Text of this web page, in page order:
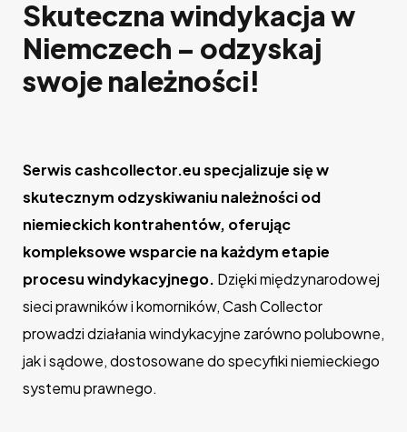
Skuteczna windykacja w
Niemczech – odzyskaj
swoje należności!
Serwis cashcollector.eu specjalizuje się w
skutecznym odzyskiwaniu należności od
niemieckich kontrahentów, oferując
kompleksowe wsparcie na każdym etapie
procesu windykacyjnego. Dzięki międzynarodowej
sieci prawników i komorników, Cash Collector
prowadzi działania windykacyjne zarówno polubowne,
jak i sądowe, dostosowane do specyfiki niemieckiego
systemu prawnego.